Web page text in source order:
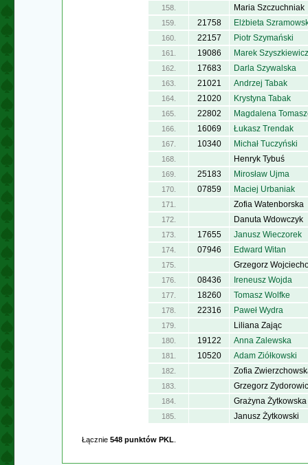
158. Maria Szczuchniak
159. 21758 Elżbieta
160. 22157 Piotr Szymański
161. 19086 Marek Szyszkiewicz
162. 17683 Darla Szywalska
163. 21021 Andrzej Tabak
164. 21020 Krystyna Tabak
165. 22802 Magdalena
166. 16069 Łukasz Trendak
167. 10340 Michał Tuczyński
168. Henryk Tybuś
169. 25183 Mirosław Ujma
170. 07859 Maciej Urbaniak
171. Zofia Watenborska
172. Danuta Wdowczyk
173. 17655 Janusz Wieczorek
174. 07946 Edward Witan
175. Grzegorz
176. 08436 Ireneusz Wojda
177. 18260 Tomasz Wolfke
178. 22316 Paweł Wydra
179. Liliana Zając
180. 19122 Anna Zalewska
181. 10520 Adam Ziółkowski
182. Zofia
183. Grzegorz
184. Grażyna Żytkowska
185. Janusz Żytkowski
Łącznie 548 punktów PKL